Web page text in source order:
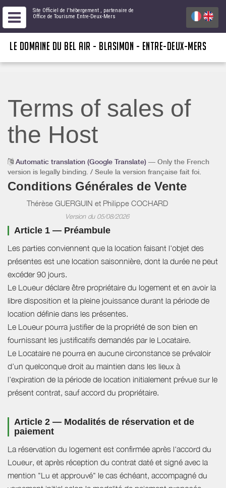
Site Officiel de l'hébergement , partenaire de
Office de Tourisme Entre-Deux-Mers
LE DOMAINE DU BEL AIR - BLASIMON - ENTRE-DEUX-MERS
Terms of sales of
the Host
Automatic translation (Google Translate) — Only the French
version is legally binding. / Seule la version française fait foi.
Conditions Générales de Vente
Thérèse GUERGUIN et Philippe COCHARD
Version du 05/08/2026
Article 1 — Préambule
Les parties conviennent que la location faisant l'objet des
présentes est une location saisonnière, dont la durée ne peut
excéder 90 jours.
Le Loueur déclare être propriétaire du logement et en avoir la
libre disposition et la pleine jouissance durant la période de
location définie dans les présentes.
Le Loueur pourra justifier de la propriété de son bien en
fournissant les justificatifs demandés par le Locataire.
Le Locataire ne pourra en aucune circonstance se prévaloir
d’un quelconque droit au maintien dans les lieux à
l’expiration de la période de location initialement prévue sur le
présent contrat, sauf accord du propriétaire.
Article 2 — Modalités de réservation et de
paiement
La réservation du logement est confirmée après l'accord du
Loueur, et après réception du contrat daté et signé avec la
mention "Lu et approuvé" le cas échéant, accompagné du